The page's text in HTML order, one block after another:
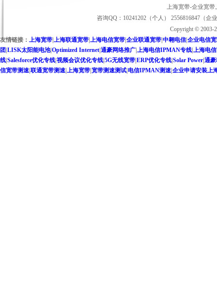
上海宽带-企业宽带
咨询QQ：10241202（个人） 2556816847（企
Copyright © 2003-
友情链接： 上海宽带 上海联通宽带 上海电信宽带 企业联通宽带 中翱电信|企业电信
团 LISK太阳能电池|Optimized Internet 通豪网络推广 上海电信IPMAN专线 上海电
线 Salesforce优化专线 视频会议优化专线 5G无线宽带 ERP优化专线 Solar Power 通
信宽带测速 联通宽带测速 上海宽带 宽带测速测试 电信IPMAN测速 企业申请安装上